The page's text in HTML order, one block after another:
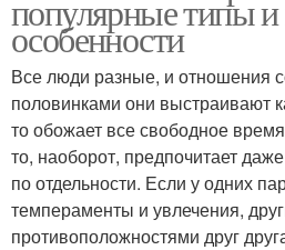
популярные типы
особенности
Все люди разные, и отношения
половинками они выстраивают
то обожает все свободное
то, наоборот, предпочитает
по отдельности. Если у одних
темпераменты и увлечения,
противоположностями друг